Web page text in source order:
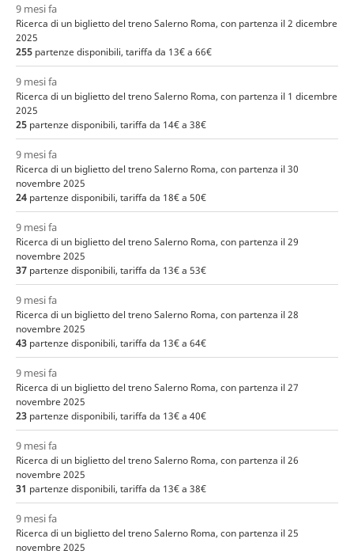
9 mesi fa
Ricerca di un biglietto del treno Salerno Roma, con partenza il 2 dicembre
2025
255 partenze disponibili, tariffa da 13€ a 66€
9 mesi fa
Ricerca di un biglietto del treno Salerno Roma, con partenza il 1 dicembre
2025
25 partenze disponibili, tariffa da 14€ a 38€
9 mesi fa
Ricerca di un biglietto del treno Salerno Roma, con partenza il 30
novembre 2025
24 partenze disponibili, tariffa da 18€ a 50€
9 mesi fa
Ricerca di un biglietto del treno Salerno Roma, con partenza il 29
novembre 2025
37 partenze disponibili, tariffa da 13€ a 53€
9 mesi fa
Ricerca di un biglietto del treno Salerno Roma, con partenza il 28
novembre 2025
43 partenze disponibili, tariffa da 13€ a 64€
9 mesi fa
Ricerca di un biglietto del treno Salerno Roma, con partenza il 27
novembre 2025
23 partenze disponibili, tariffa da 13€ a 40€
9 mesi fa
Ricerca di un biglietto del treno Salerno Roma, con partenza il 26
novembre 2025
31 partenze disponibili, tariffa da 13€ a 38€
9 mesi fa
Ricerca di un biglietto del treno Salerno Roma, con partenza il 25
novembre 2025